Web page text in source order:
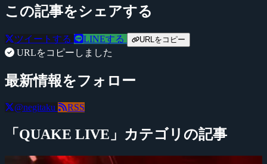
この記事をシェアする
ツイートする LINEする URLをコピー
URLをコピーしました
最新情報をフォロー
@negitaku RSS
「QUAKE LIVE」カテゴリの記事